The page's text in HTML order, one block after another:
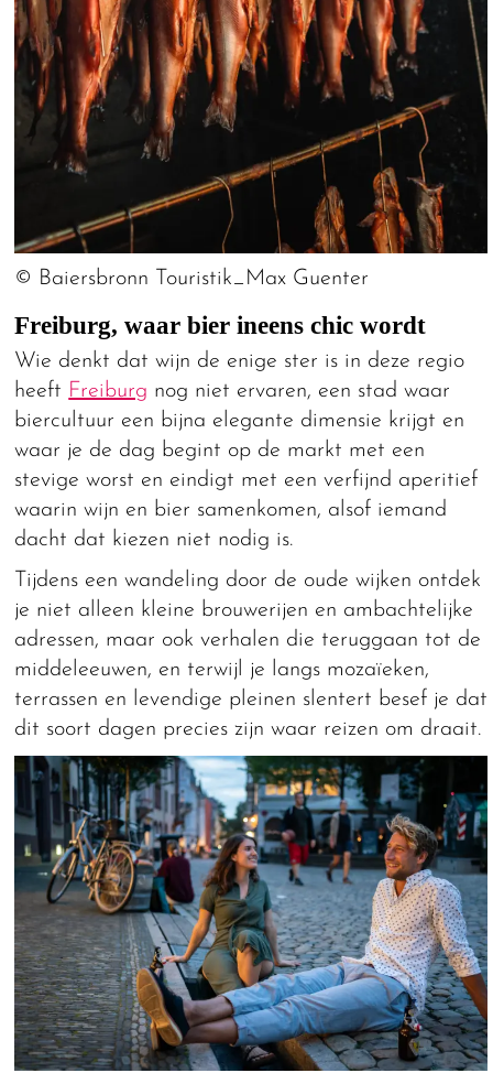
© Baiersbronn Touristik_Max Guenter
Freiburg, waar bier ineens chic wordt
Wie denkt dat wijn de enige ster is in deze regio
heeft Freiburg nog niet ervaren, een stad waar
biercultuur een bijna elegante dimensie krijgt en
waar je de dag begint op de markt met een
stevige worst en eindigt met een verfijnd aperitief
waarin wijn en bier samenkomen, alsof iemand
dacht dat kiezen niet nodig is.
Tijdens een wandeling door de oude wijken ontdek
je niet alleen kleine brouwerijen en ambachtelijke
adressen, maar ook verhalen die teruggaan tot de
middeleeuwen, en terwijl je langs mozaïeken,
terrassen en levendige pleinen slentert besef je dat
dit soort dagen precies zijn waar reizen om draait.